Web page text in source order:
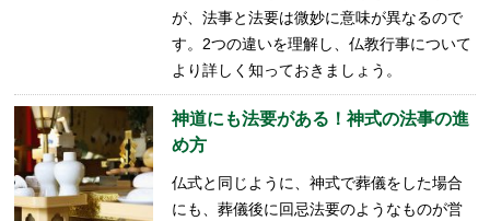
が、法事と法要は微妙に意味が異なるので
す。2つの違いを理解し、仏教行事について
より詳しく知っておきましょう。
神道にも法要がある！神式の法事の進
め方
仏式と同じように、神式で葬儀をした場合
にも、葬儀後に回忌法要のようなものが営